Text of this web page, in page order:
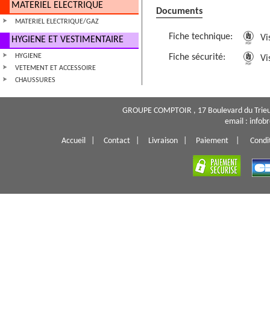
MATERIEL ELECTRIQUE
MATERIEL ELECTRIQUE/GAZ
HYGIENE ET VESTIMENTAIRE
HYGIENE
VETEMENT ET ACCESSOIRE
CHAUSSURES
Documents
Fiche technique:
Fiche sécurité:
GROUPE COMPTOIR , 17 Boulevard du
email :
Accueil Contact Livraison Paiement